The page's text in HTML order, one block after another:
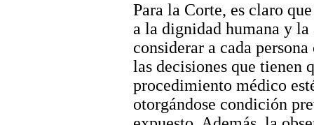
Para la Corte, es claro
a la dignidad humana y
considerar a cada
las decisiones que tienen
procedimiento médico
otorgándose condición